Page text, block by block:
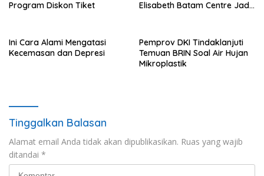
Program Diskon Tiket
Elisabeth Batam Centre Jadi
Ini Cara Alami Mengatasi
Kecemasan dan Depresi
Pemprov DKI Tindaklanjuti
Temuan BRIN Soal Air Hujan
Mikroplastik
Tinggalkan Balasan
Alamat email Anda tidak akan dipublikasikan. Ruas yang wajib
ditandai *